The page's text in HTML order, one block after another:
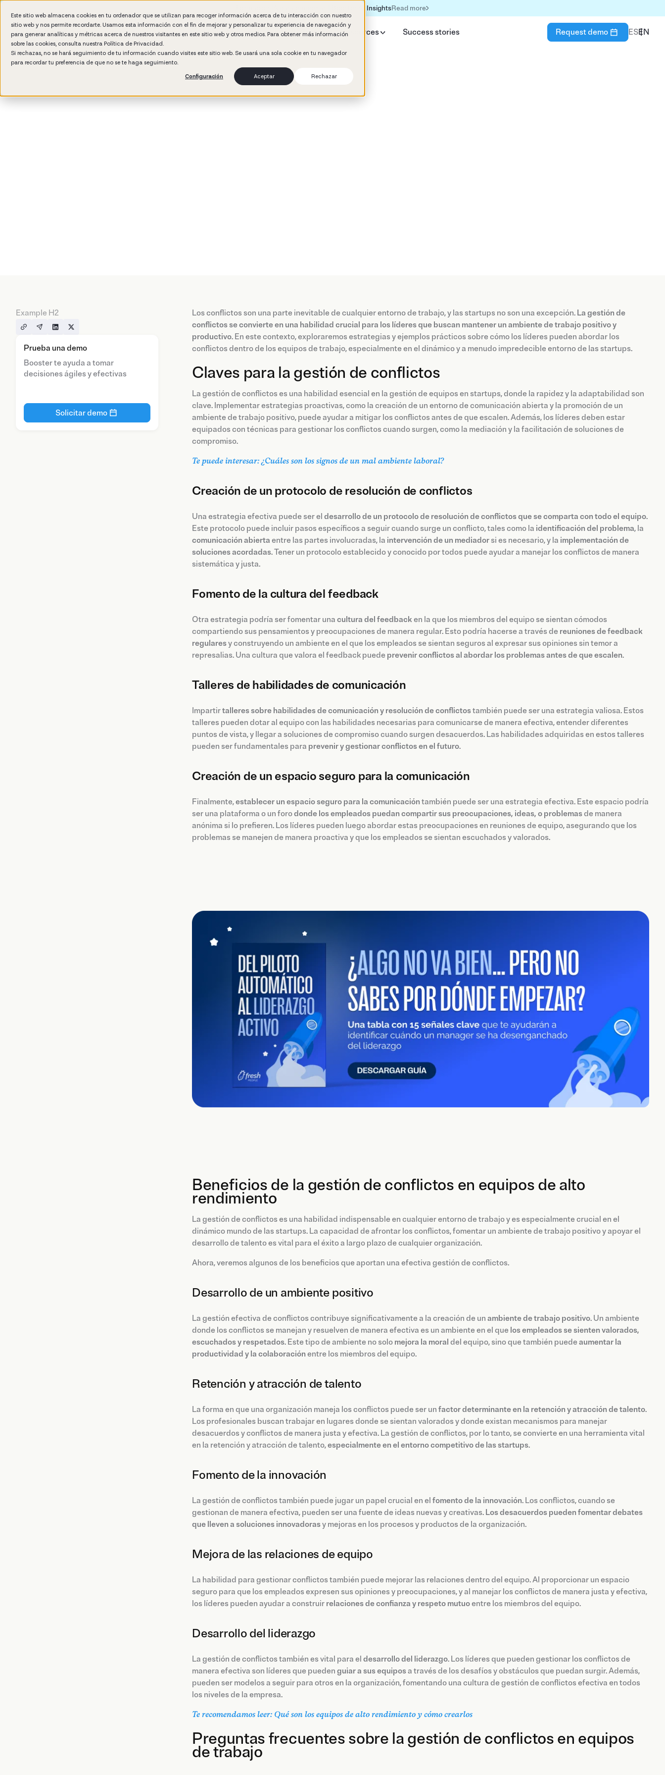
Este sitio web almacena cookies en tu ordenador que se utilizan para recoger información acerca de tu interacción con nuestro
sitio web y nos permite recordarte. Usamos esta información con el fin de mejorar y personalizar tu experiencia de navegación y
para generar analíticas y métricas acerca de nuestros visitantes en este sitio web y otros medios. Para obtener más información
sobre las cookies, consulta nuestra Política de Privacidad.
Si rechazas, no se hará seguimiento de tu información cuando visites este sitio web. Se usará una sola cookie en tu navegador
para recordar tu preferencia de que no se te haga seguimiento.
Configuración
Aceptar Rechazar
Formación IA para empresas | Booster AI InsightsRead more
Why Booster AI HR Studio Resources Success stories Request demo ESEN
Example H2
Prueba una demo
Booster te ayuda a tomar
decisiones ágiles y efectivas
Solicitar demo
Los conflictos son una parte inevitable de cualquier entorno de trabajo, y las startups no son una excepción. La gestión de
conflictos se convierte en una habilidad crucial para los líderes que buscan mantener un ambiente de trabajo positivo y
productivo. En este contexto, exploraremos estrategias y ejemplos prácticos sobre cómo los líderes pueden abordar los
conflictos dentro de los equipos de trabajo, especialmente en el dinámico y a menudo impredecible entorno de las startups.
Claves para la gestión de conflictos
La gestión de conflictos es una habilidad esencial en la gestión de equipos en startups, donde la rapidez y la adaptabilidad son
clave. Implementar estrategias proactivas, como la creación de un entorno de comunicación abierta y la promoción de un
ambiente de trabajo positivo, puede ayudar a mitigar los conflictos antes de que escalen. Además, los líderes deben estar
equipados con técnicas para gestionar los conflictos cuando surgen, como la mediación y la facilitación de soluciones de
compromiso.
Te puede interesar: ¿Cuáles son los signos de un mal ambiente laboral?
Creación de un protocolo de resolución de conflictos
Una estrategia efectiva puede ser el desarrollo de un protocolo de resolución de conflictos que se comparta con todo el equipo.
Este protocolo puede incluir pasos específicos a seguir cuando surge un conflicto, tales como la identificación del problema, la
comunicación abierta entre las partes involucradas, la intervención de un mediador si es necesario, y la implementación de
soluciones acordadas. Tener un protocolo establecido y conocido por todos puede ayudar a manejar los conflictos de manera
sistemática y justa.
Fomento de la cultura del feedback
Otra estrategia podría ser fomentar una cultura del feedbacken la que los miembros del equipo se sientan cómodos
compartiendo sus pensamientos y preocupaciones de manera regular. Esto podría hacerse a través de reuniones de feedback
regularesy construyendo un ambiente en el que los empleados se sientan seguros al expresar sus opiniones sin temor a
represalias. Una cultura que valora el feedback puede prevenir conflictos al abordar los problemas antes de que escalen.
Talleres de habilidades de comunicación
Impartirtalleres sobre habilidades de comunicación y resolución de conflictostambién puede ser una estrategia valiosa. Estos
talleres pueden dotar al equipo con las habilidades necesarias para comunicarse de manera efectiva, entender diferentes
puntos de vista, y llegar a soluciones de compromiso cuando surgen desacuerdos. Las habilidades adquiridas en estos talleres
pueden ser fundamentales para prevenir y gestionar conflictos en el futuro.
Creación de un espacio seguro para la comunicación
Finalmente,establecer un espacio seguro para la comunicación también puede ser una estrategia efectiva. Este espacio podría
ser una plataforma o un forodonde los empleados puedan compartir sus preocupaciones, ideas, o problemasde manera
anónima si lo prefieren. Los líderes pueden luego abordar estas preocupaciones en reuniones de equipo, asegurando que los
problemas se manejen de manera proactiva y que los empleados se sientan escuchados y valorados.
Beneficios de la gestión de conflictos en equipos de alto
rendimiento
La gestión de conflictos es una habilidad indispensable en cualquier entorno de trabajo y es especialmente crucial en el
dinámico mundo de las startups. La capacidad de afrontar los conflictos, fomentar un ambiente de trabajo positivo y apoyar el
desarrollo de talento es vital para el éxito a largo plazo de cualquier organización.
Ahora, veremos algunos de los beneficios que aportan una efectiva gestión de conflictos.
Desarrollo de un ambiente positivo
La gestión efectiva de conflictos contribuye significativamente a la creación de un ambiente de trabajo positivo. Un ambiente
donde los conflictos se manejan y resuelven de manera efectiva es un ambiente en el que los empleados se sienten valorados,
escuchados y respetados. Este tipo de ambiente no solo mejora la moral del equipo, sino que también puedeaumentar la
productividad y la colaboración entre los miembros del equipo.
Retención y atracción de talento
La forma en que una organización maneja los conflictos puede ser un factor determinante en la retención y atracción de talento.
Los profesionales buscan trabajar en lugares donde se sientan valorados y donde existan mecanismos para manejar
desacuerdos y conflictos de manera justa y efectiva. La gestión de conflictos, por lo tanto, se convierte en una herramienta vital
en la retención y atracción de talento,especialmente en el entorno competitivo de las startups.
Fomento de la innovación
La gestión de conflictos también puede jugar un papel crucial en el fomento de la innovación. Los conflictos, cuando se
gestionan de manera efectiva, pueden ser una fuente de ideas nuevas y creativas. Los desacuerdos pueden fomentar debates
que lleven a soluciones innovadorasy mejoras en los procesos y productos de la organización.
Mejora de las relaciones de equipo
La habilidad para gestionar conflictos también puede mejorar las relaciones dentro del equipo. Al proporcionar un espacio
seguro para que los empleados expresen sus opiniones y preocupaciones, y al manejar los conflictos de manera justa y efectiva,
los líderes pueden ayudar a construir relaciones de confianza y respeto mutuoentre los miembros del equipo.
Desarrollo del liderazgo
La gestión de conflictos también es vital para el desarrollo del liderazgo. Los líderes que pueden gestionar los conflictos de
manera efectiva son líderes que pueden guiar a sus equiposa través de los desafíos y obstáculos que puedan surgir. Además,
pueden ser modelos a seguir para otros en la organización, fomentando una cultura de gestión de conflictos efectiva en todos
los niveles de la empresa.
Te recomendamos leer: Qué son los equipos de alto rendimiento y cómo crearlos
Preguntas frecuentes sobre la gestión de conflictos en equipos
de trabajo